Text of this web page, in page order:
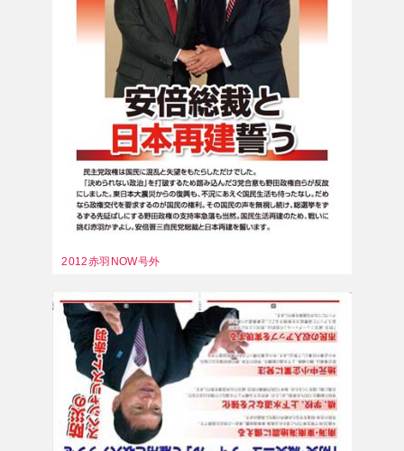
2012赤羽NOW号外